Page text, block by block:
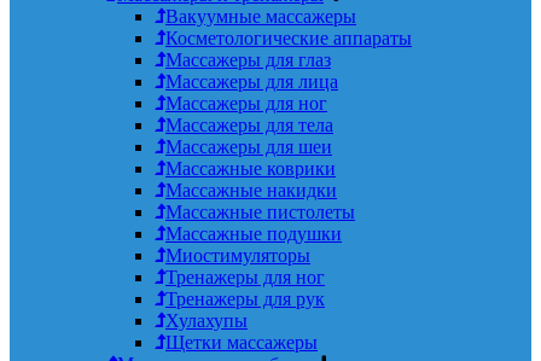
Вакуумные массажеры
Косметологические аппараты
Массажеры для глаз
Массажеры для лица
Массажеры для ног
Массажеры для тела
Массажеры для шеи
Массажные коврики
Массажные накидки
Массажные пистолеты
Массажные подушки
Миостимуляторы
Тренажеры для ног
Тренажеры для рук
Хулахупы
Щетки массажеры